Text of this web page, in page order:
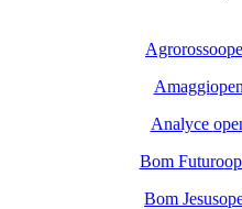
Agrorosso
Amaggi
Analyce
Bom Futuro
Bom Jesus